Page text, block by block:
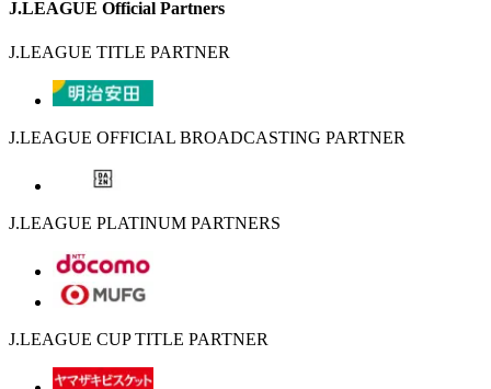
J.LEAGUE Official Partners
J.LEAGUE TITLE PARTNER
J.LEAGUE OFFICIAL BROADCASTING PARTNER
J.LEAGUE PLATINUM PARTNERS
J.LEAGUE CUP TITLE PARTNER